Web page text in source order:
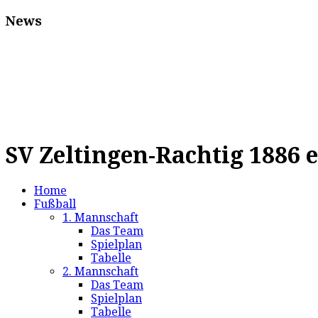
News
SV Zeltingen-Rachtig 1886
Home
Fußball
1. Mannschaft
Das Team
Spielplan
Tabelle
2. Mannschaft
Das Team
Spielplan
Tabelle